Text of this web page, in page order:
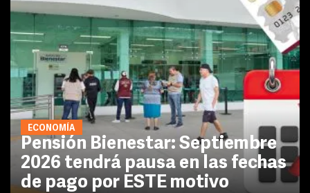
ECONOMÍA
Pensión Bienestar: Septiembre
2026 tendrá pausa en las fechas
de pago por ESTE motivo